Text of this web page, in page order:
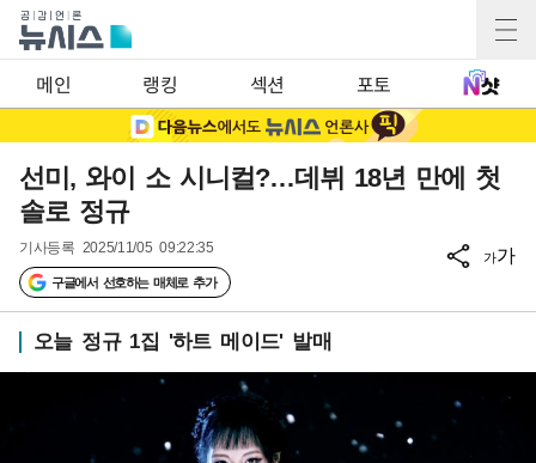
메인 랭킹 섹션 포토
선미, 와이 소 시니컬?…데뷔 18년 만에 첫
솔로 정규
기사등록 2025/11/05 09:22:35
구글에서 선호하는 매체로 추가
가가
오늘 정규 1집 '하트 메이드' 발매